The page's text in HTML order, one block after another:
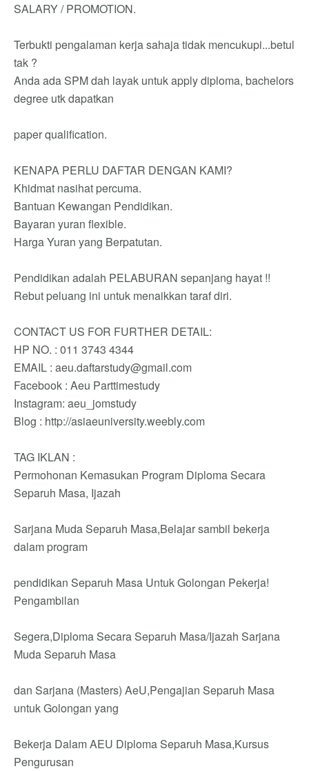
SALARY / PROMOTION.
Terbukti pengalaman kerja sahaja tidak mencukupi...betul
tak ?
Anda ada SPM dah layak untuk apply diploma, bachelors
degree utk dapatkan
paper qualification.
KENAPA PERLU DAFTAR DENGAN KAMI?
Khidmat nasihat percuma.
Bantuan Kewangan Pendidikan.
Bayaran yuran flexible.
Harga Yuran yang Berpatutan.
Pendidikan adalah PELABURAN sepanjang hayat !!
Rebut peluang ini untuk menaikkan taraf diri.
CONTACT US FOR FURTHER DETAIL:
HP NO. : 011 3743 4344
EMAIL : aeu.daftarstudy@gmail.com
Facebook : Aeu Parttimestudy
Instagram: aeu_jomstudy
Blog : http://asiaeuniversity.weebly.com
TAG IKLAN :
Permohonan Kemasukan Program Diploma Secara
Separuh Masa, Ijazah
Sarjana Muda Separuh Masa,Belajar sambil bekerja
dalam program
pendidikan Separuh Masa Untuk Golongan Pekerja!
Pengambilan
Segera,Diploma Secara Separuh Masa/Ijazah Sarjana
Muda Separuh Masa
dan Sarjana (Masters) AeU,Pengajian Separuh Masa
untuk Golongan yang
Bekerja Dalam AEU Diploma Separuh Masa,Kursus
Pengurusan